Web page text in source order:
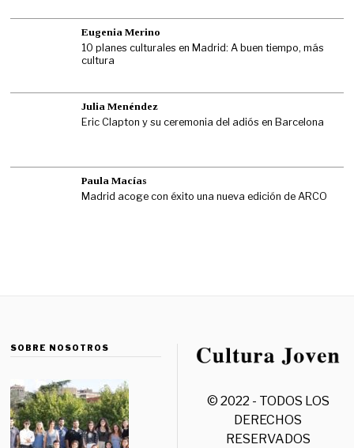
Eugenia Merino
10 planes culturales en Madrid: A buen tiempo, más
cultura
Julia Menéndez
Eric Clapton y su ceremonia del adiós en Barcelona
Paula Macías
Madrid acoge con éxito una nueva edición de ARCO
SOBRE NOSOTROS
© 2022 - TODOS LOS
DERECHOS
RESERVADOS